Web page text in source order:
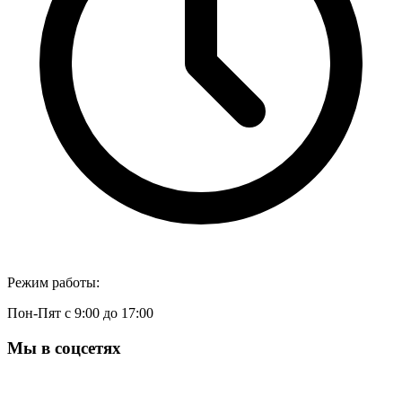
Режим работы:
Пон-Пят с 9:00 до 17:00
Мы в соцсетях